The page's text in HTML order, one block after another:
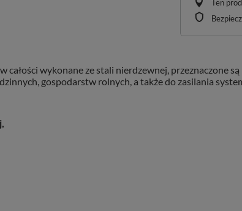
Ten
całości wykonane ze stali nierdzewnej, przeznaczone
gospodarstw rolnych, a także do zasilania